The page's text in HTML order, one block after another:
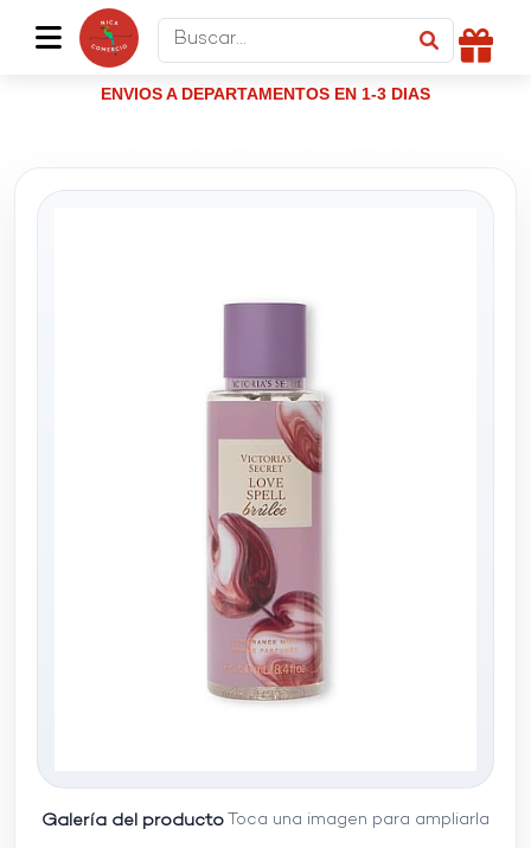
ENVIOS A DEPARTAMENTOS EN 1-3 DIAS
Galería del producto Toca una imagen para ampliarla